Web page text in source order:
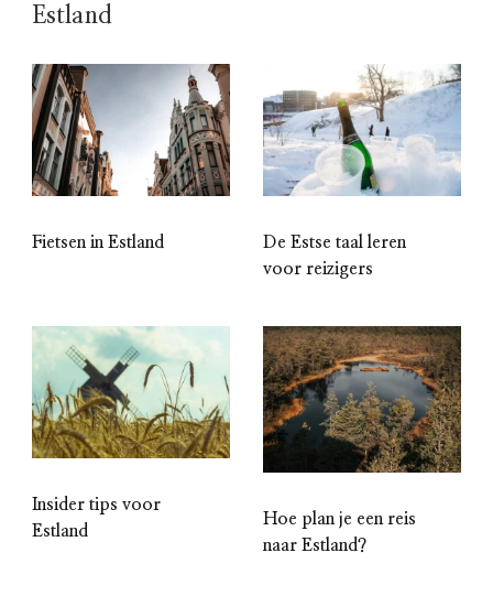
Estland
Fietsen in Estland
De Estse taal leren
voor reizigers
Insider tips voor
Estland
Hoe plan je een reis
naar Estland?